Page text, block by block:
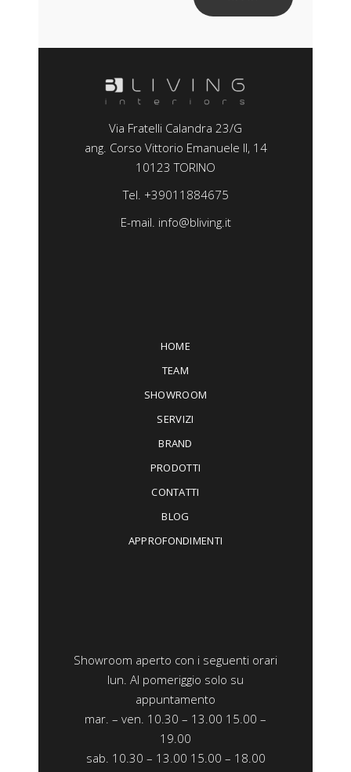
Via Fratelli Calandra 23/G
ang. Corso Vittorio Emanuele II, 14
10123 TORINO
Tel. +39011884675
E-mail. info@bliving.it
HOME
TEAM
SHOWROOM
SERVIZI
BRAND
PRODOTTI
CONTATTI
BLOG
APPROFONDIMENTI
Showroom aperto con i seguenti orari
lun. Al pomeriggio solo su
appuntamento
mar. – ven. 10.30 – 13.00 15.00 –
19.00
sab. 10.30 – 13.00 15.00 – 18.00